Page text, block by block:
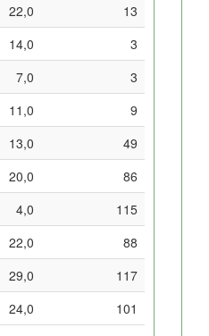
22,0
13
14,0
3
7,0
3
11,0
9
13,0
49
20,0
86
4,0
115
22,0
88
29,0
117
24,0
101